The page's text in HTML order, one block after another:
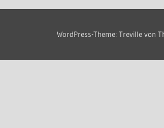
WordPress-Theme: Treville von